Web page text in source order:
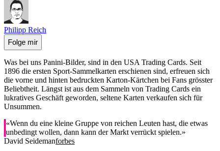
Philipp Reich
Folge mir
Was bei uns Panini-Bilder, sind in den USA Trading Cards. Seit
1896 die ersten Sport-Sammelkarten erschienen sind, erfreuen sich
die vorne und hinten bedruckten Karton-Kärtchen bei Fans grösster
Beliebtheit. Längst ist aus dem Sammeln von Trading Cards ein
lukratives Geschäft geworden, seltene Karten verkaufen sich für
Unsummen.
«Wenn du eine kleine Gruppe von reichen Leuten hast, die etwas
unbedingt wollen, dann kann der Markt verrückt spielen.»
David Seidemanforbes